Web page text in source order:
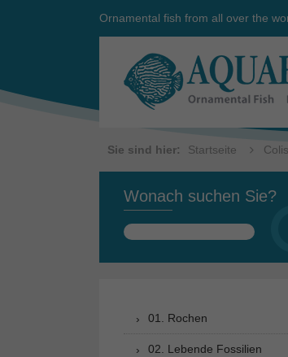
Ornamental fish from all over the
Sie sind hier: Startseite
Wonach suchen Sie?
Suchen
01. Rochen
02. Lebende Fossilien